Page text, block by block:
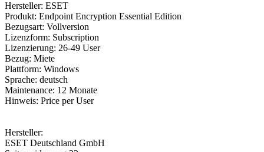
Hersteller: ESET
Produkt: Endpoint Encryption Essential Edition
Bezugsart: Vollversion
Lizenzform: Subscription
Lizenzierung: 26-49 User
Bezug: Miete
Plattform: Windows
Sprache: deutsch
Maintenance: 12 Monate
Hinweis: Price per User
Hersteller:
ESET Deutschland GmbH